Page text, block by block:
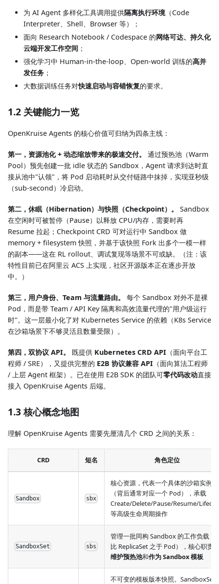
为 AI Agent 多样化工具调用提供隔离执行环境（Code
Interpreter、Shell、Browser 等）；
面向 Research Notebook / Codespace 的网络可达、持久化
云端开发工作空间 ；
强化学习中 Human-in-the-loop、Open-world 训练的高并
发任务 ；
大数据训练任务对快速启动与容错恢复的要求。
1.2 关键能力一览
OpenKruise Agents 的核心价值可归纳为四条主线：
第一，资源池化 + 动态缩放带来的极速交付。
通过预热池（Warm
Pool）预先创建一批 idle 状态的 Sandbox，Agent 请求到达时直
接从池中"认领"，将 Pod 启动耗时从交付链路中抹掉，实现亚秒级
（sub-second）冷启动。
第二，休眠（Hibernation）与快照（Checkpoint）。
Sandbox
在空闲时可被暂停（Pause）以释放 CPU/内存，需要时再
Resume 拉起；Checkpoint CRD 可对运行中 Sandbox 做
memory + filesystem 快照，并基于该快照 Fork 出多个一模一样
的副本——这在 RL rollout、调试复现等场景不可或缺。（注：该
特性目前已在阿里云 ACS 上实现，社区开源版本正在逐步开放
中。）
第三，用户身份、Team 与流量路由。
每个 Sandbox 对外不是裸
Pod，而是带 Team / API Key 隔离和高效流量代理的"用户级运行
时"。这一层最小化了对 Kubernetes Service 的依赖（K8s Service
在沙箱场景下不够灵活且数量受限）。
第四，双协议 API。 既提供 Kubernetes CRD API （面向平台工
程师 / SRE），又提供完整的 E2B 协议兼容 API （面向算法工程师
/ 上层 Agent 框架）。已在使用 E2B SDK 的团队可零代码改动直接
接入 OpenKruise Agents 后端。
1.3 核心概念地图
理解 OpenKruise Agents 需要先厘清几个 CRD 之间的关系：
CRD 短名 角色定位
Sandbox sbx
核心资源，代表一个具体的沙箱实例
（背后通常对应一个 Pod），承载
Create/Delete/Pause/Resume/
等高级生命周期操作
SandboxSet sbs
管理一批同构 Sandbox 的工作负载（
比 ReplicaSet 之于 Pod），核心职责
维护预热池和作为 Sandbox 模板
不可变的模板版本快照。SandboxSet